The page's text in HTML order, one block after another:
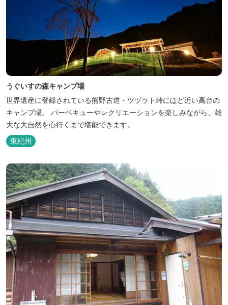
うぐいすの森キャンプ場
世界遺産に登録されている熊野古道・ツヅラト峠にほど近い高台の
キャンプ場。 バーベキューやレクリエーションを楽しみながら、雄
大な大自然を心行くまで堪能できます。
東紀州